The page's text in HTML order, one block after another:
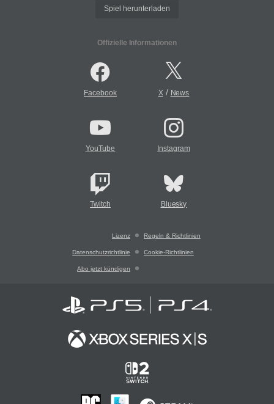
Spiel herunterladen
Offizielle Informationen
Facebook X/ News
YouTube Instagram
Twitch Bluesky
Lizenz Regeln & Richtlinien
Datenschutzrichtlinie Cookie-Richtlinien
Abo jetzt kündigen